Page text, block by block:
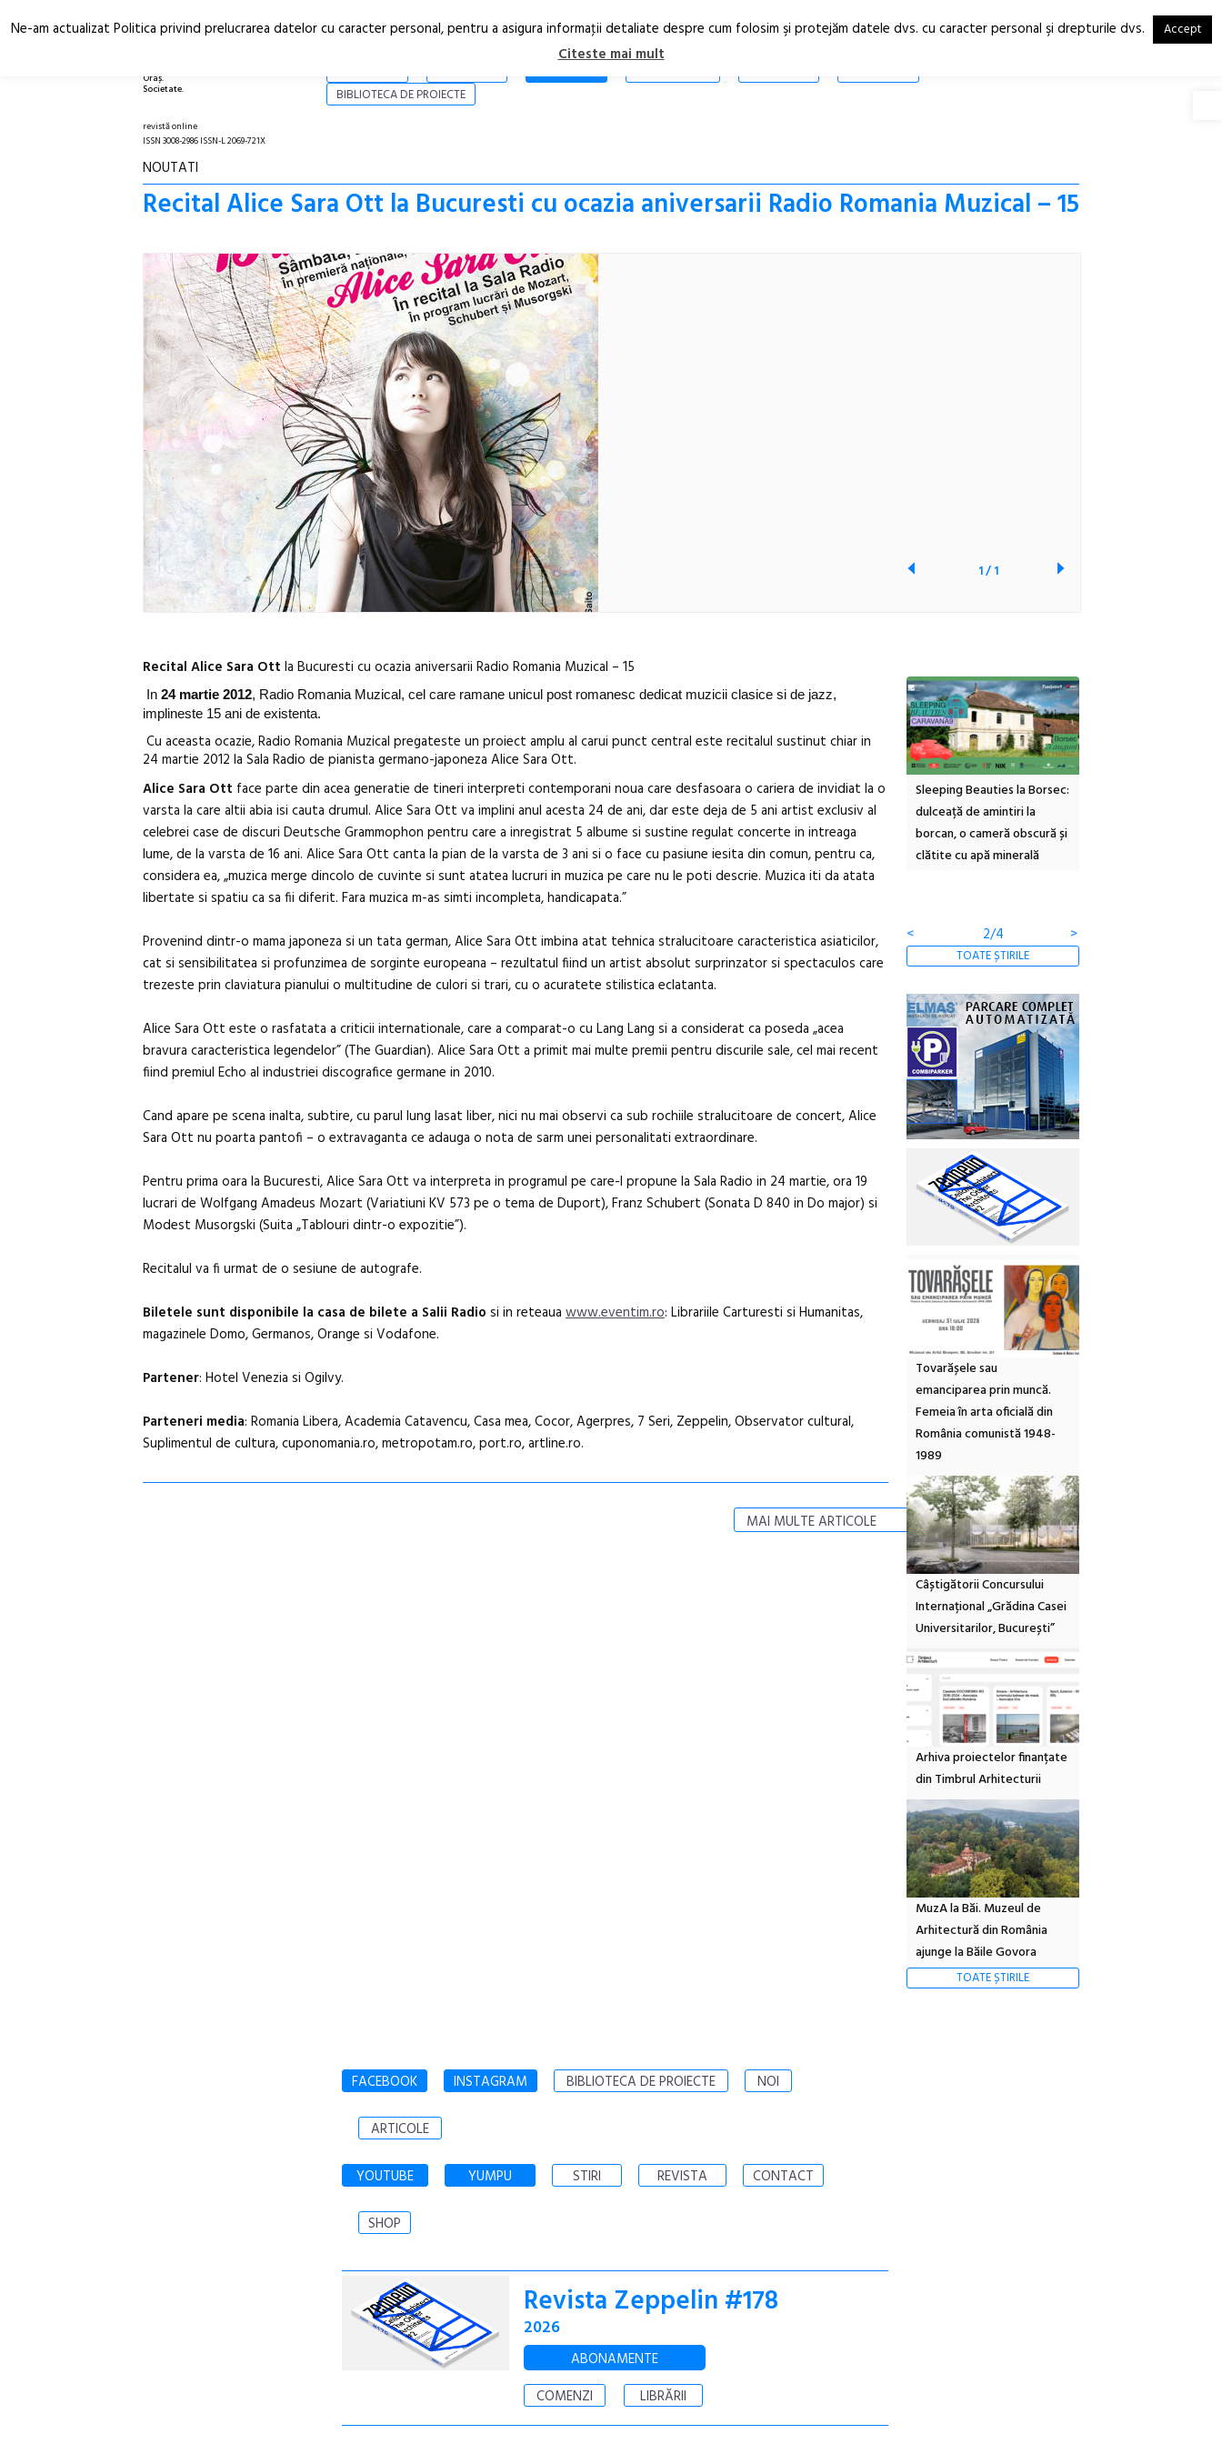
Oraș.
Societate.
RO
EN
STIRI
BIBLIOTECA DE PROIECTE
revistă online
ISSN 3008-2986 ISSN-L 2069-721X
NOUTATI
Recital Alice Sara Ott la Bucuresti cu ocazia aniversarii Radio Romania Muzical – 15
1/1
Recital Alice Sara Ott la Bucuresti cu ocazia aniversarii Radio Romania Muzical – 15
In 24 martie 2012, Radio Romania Muzical, cel care ramane unicul post romanesc dedicat muzicii clasice si de jazz,
implineste 15 ani de existenta.
Cu aceasta ocazie, Radio Romania Muzical pregateste un proiect amplu al carui punct central este recitalul sustinut chiar in
24 martie 2012 la Sala Radio de pianista germano-japoneza Alice Sara Ott.
Alice Sara Ott face parte din acea generatie de tineri interpreti contemporani noua care desfasoara o cariera de invidiat la o
varsta la care altii abia isi cauta drumul. Alice Sara Ott va implini anul acesta 24 de ani, dar este deja de 5 ani artist exclusiv al
celebrei case de discuri Deutsche Grammophon pentru care a inregistrat 5 albume si sustine regulat concerte in intreaga
lume, de la varsta de 16 ani. Alice Sara Ott canta la pian de la varsta de 3 ani si o face cu pasiune iesita din comun, pentru ca,
considera ea, „muzica merge dincolo de cuvinte si sunt atatea lucruri in muzica pe care nu le poti descrie. Muzica iti da atata
libertate si spatiu ca sa fii diferit. Fara muzica m-as simti incompleta, handicapata.”
Provenind dintr-o mama japoneza si un tata german, Alice Sara Ott imbina atat tehnica stralucitoare caracteristica asiaticilor,
cat si sensibilitatea si profunzimea de sorginte europeana – rezultatul fiind un artist absolut surprinzator si spectaculos care
trezeste prin claviatura pianului o multitudine de culori si trari, cu o acuratete stilistica eclatanta.
Alice Sara Ott este o rasfatata a criticii internationale, care a comparat-o cu Lang Lang si a considerat ca poseda „acea
bravura caracteristica legendelor” (The Guardian). Alice Sara Ott a primit mai multe premii pentru discurile sale, cel mai recent
fiind premiul Echo al industriei discografice germane in 2010.
Cand apare pe scena inalta, subtire, cu parul lung lasat liber, nici nu mai observi ca sub rochiile stralucitoare de concert, Alice
Sara Ott nu poarta pantofi – o extravaganta ce adauga o nota de sarm unei personalitati extraordinare.
Pentru prima oara la Bucuresti, Alice Sara Ott va interpreta in programul pe care-l propune la Sala Radio in 24 martie, ora 19
lucrari de Wolfgang Amadeus Mozart (Variatiuni KV 573 pe o tema de Duport), Franz Schubert (Sonata D 840 in Do major) si
Modest Musorgski (Suita „Tablouri dintr-o expozitie”).
Recitalul va fi urmat de o sesiune de autografe.
Biletele sunt disponibile la casa de bilete a Salii Radio si in reteaua www.eventim.ro: Librariile Carturesti si Humanitas,
magazinele Domo, Germanos, Orange si Vodafone.
Partener: Hotel Venezia si Ogilvy.
Parteneri media: Romania Libera, Academia Catavencu, Casa mea, Cocor, Agerpres, 7 Seri, Zeppelin, Observator cultural,
Suplimentul de cultura, cuponomania.ro, metropotam.ro, port.ro, artline.ro.
MAI MULTE ARTICOLE
Festivalul Cinemascop
revine la Eforie Sud cu a IX-a
ediție
Sleeping Beauties la Borsec:
dulceață de amintiri la
borcan, o cameră obscură și
clătite cu apă minerală
< 2/4 >
TOATE ȘTIRILE
Tovarășele sau
emanciparea prin muncă.
Femeia în arta oficială din
România comunistă 1948-
1989
Câștigătorii Concursului
Internațional „Grădina Casei
Universitarilor, București”
Arhiva proiectelor finanțate
din Timbrul Arhitecturii
MuzA la Băi. Muzeul de
Arhitectură din România
ajunge la Băile Govora
TOATE ȘTIRILE
FACEBOOK INSTAGRAM BIBLIOTECA DE PROIECTE NOI
ARTICOLE
YOUTUBE YUMPU STIRI REVISTA CONTACT
SHOP
Revista Zeppelin #178
2026
ABONAMENTE
COMENZI
LIBRĂRII
Ne-am actualizat Politica privind prelucrarea datelor cu caracter personal, pentru a asigura informaţii detaliate despre cum folosim şi protejăm datele dvs. cu caracter personal şi drepturile dvs. Accept
Citeste mai mult